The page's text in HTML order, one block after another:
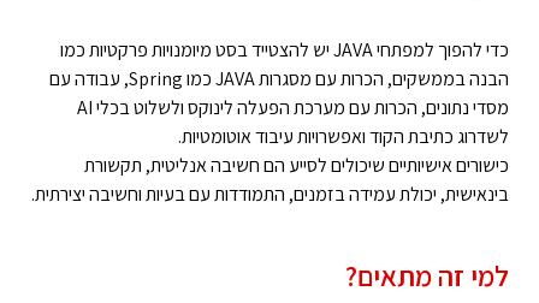
כדי להפוך למפתחי JAVA יש להצטייד בסט מיומנויות פרקטיות כמו
הבנה בממשקים, הכרות עם מסגרות JAVA כמו Spring, עבודה עם
מסדי נתונים, הכרות עם מערכת הפעלה לינוקס ולשלוט בכלי AI
לשדרוג כתיבת הקוד ואפשרויות עיבוד אוטומטיות.
כישורים אישיותיים שיכולים לסייע הם חשיבה אנליטית, תקשורת
בינאישית, יכולת עמידה בזמנים, התמודדות עם בעיות וחשיבה יצירתית.
למי זה מתאים?